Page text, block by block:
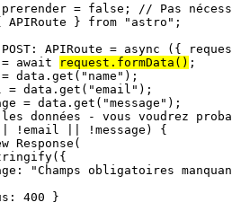
prerender = false ;
// Pas
APIRoute } from " astro " ;
POST : APIRoute = async ( {
= await request . formData () ;
= data . get ( " name " ) ;
= data . get ( "email " ) ;
= data . get ( "message " ) ;
données - vous voudrez
! email || ! message)
{
Response (
( {
"Champs obligatoires
400 }